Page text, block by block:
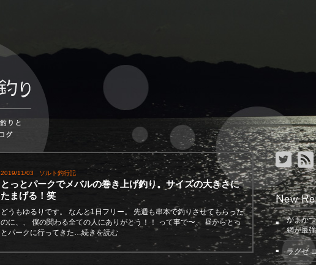
2019/11/03 ソルト釣行記
とっとパークでメバルの巻き上げ釣り。サイズの大きさに
たまげる！笑
どうもゆるりです。 なんと1日フリー。 先週も串本で釣りさせてもらった
のに、、 僕の関わる全ての人にありがとう！！ って事で〜、 昼からとっ
とパークに行ってきた…続きを読む
New
がまか
網が最
ラグゼ